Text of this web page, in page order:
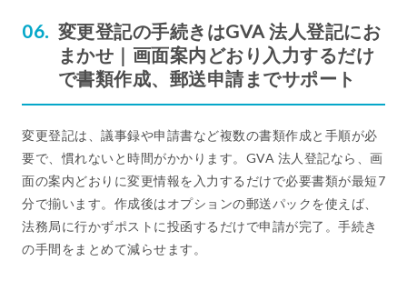
変更登記の手続きはGVA 法人登記にお
まかせ｜画面案内どおり入力するだけ
で書類作成、郵送申請までサポート
変更登記は、議事録や申請書など複数の書類作成と手順が必
要で、慣れないと時間がかかります。GVA 法人登記なら、画
面の案内どおりに変更情報を入力するだけで必要書類が最短7
分で揃います。作成後はオプションの郵送パックを使えば、
法務局に行かずポストに投函するだけで申請が完了。手続き
の手間をまとめて減らせます。